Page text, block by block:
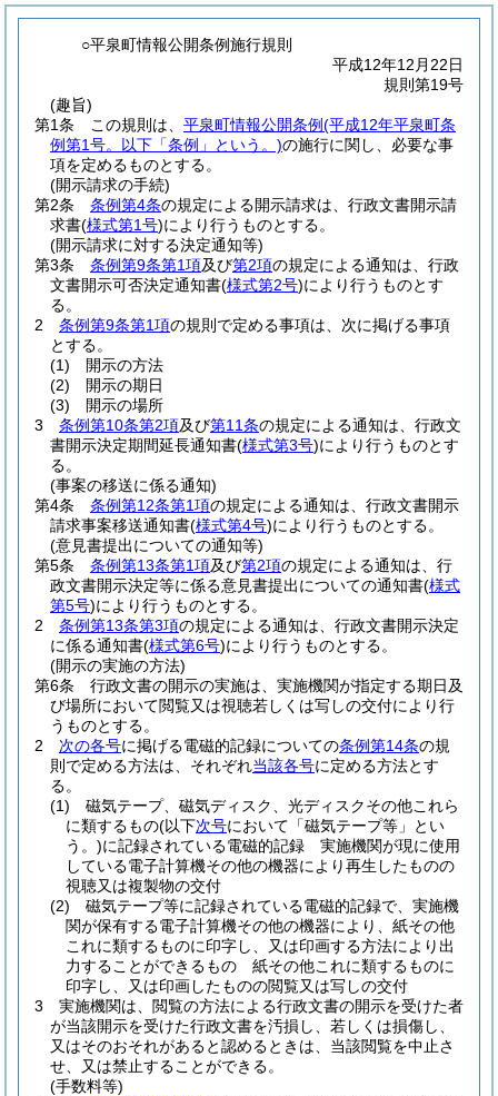
○平泉町情報公開条例施行規則
平成12年12月22日
規則第19号
(趣旨)
第1条
この規則は、 平泉町情報公開条例(平成12年平泉町条
例第1号。以下「条例」という。)の施行に関し、必要な事
項を定めるものとする。
(開示請求の手続)
第2条
条例第4条の規定による開示請求は、行政文書開示請
求書(様式第1号)により行うものとする。
(開示請求に対する決定通知等)
第3条
条例第9条第1項及び第2項の規定による通知は、行政
文書開示可否決定通知書(様式第2号)により行うものとす
る。
2
条例第9条第1項の規則で定める事項は、次に掲げる事項
とする。
(1)
開示の方法
(2)
開示の期日
(3)
開示の場所
3
条例第10条第2項及び第11条の規定による通知は、行政文
書開示決定期間延長通知書(様式第3号)により行うものとす
る。
(事案の移送に係る通知)
第4条
条例第12条第1項の規定による通知は、行政文書開示
請求事案移送通知書(様式第4号)により行うものとする。
(意見書提出についての通知等)
第5条
条例第13条第1項及び第2項の規定による通知は、行
政文書開示決定等に係る意見書提出についての通知書(様式
第5号)により行うものとする。
2
条例第13条第3項の規定による通知は、行政文書開示決定
に係る通知書(様式第6号)により行うものとする。
(開示の実施の方法)
第6条
行政文書の開示の実施は、実施機関が指定する期日及
び場所において閲覧又は視聴若しくは写しの交付により行
うものとする。
2
次の各号に掲げる電磁的記録についての条例第14条の規
則で定める方法は、それぞれ当該各号に定める方法とす
る。
(1)
磁気テープ、磁気ディスク、光ディスクその他これら
に類するもの(以下次号において「磁気テープ等」とい
う。)に記録されている電磁的記録 実施機関が現に使用
している電子計算機その他の機器により再生したものの
視聴又は複製物の交付
(2)
磁気テープ等に記録されている電磁的記録で、実施機
関が保有する電子計算機その他の機器により、紙その他
これに類するものに印字し、又は印画する方法により出
力することができるもの 紙その他これに類するものに
印字し、又は印画したものの閲覧又は写しの交付
3
実施機関は、閲覧の方法による行政文書の開示を受けた者
が当該開示を受けた行政文書を汚損し、若しくは損傷し、
又はそのおそれがあると認めるときは、当該閲覧を中止さ
せ、又は禁止することができる。
(手数料等)